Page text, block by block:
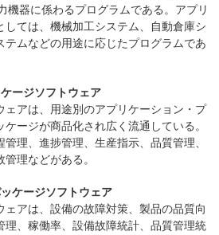
機器に係わるプログラムである。アプリ
しては、機械加工システム、自動倉庫シ
テムなどの用途に応じたプログラムであ
ージソフトウェア
アは、用途別のアプリケーション・プ
ージが商品化され広く流通している。
理、進捗管理、生産指示、品質管理、
理などがある。
ケージソフトウェア
アは、設備の故障対策、製品の品質向
理、稼働率、設備故障統計、品質管理統